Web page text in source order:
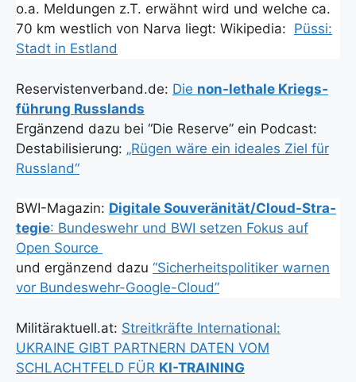
o.a. Mel­dun­gen z.T. erwähnt wird und wel­che ca.
70 km west­lich von Nar­va liegt: Wiki­pe­dia: Püs­si:
Stadt in Est­land
Reservistenverband.de: Die non-letha­le Kriegs­
füh­rung Russ­lands
Ergän­zend dazu bei “Die Reser­ve” ein Pod­cast:
Desta­bi­li­sie­rung: „Rügen wäre ein idea­les Ziel für
Russ­land“
BWI-Maga­zin: Digi­ta­le Sou­ve­rä­ni­tä­t/­Cloud-Stra­
te­gie: Bun­des­wehr und BWI set­zen Fokus auf
Open Source
und ergän­zend dazu “Sicher­heits­po­li­ti­ker war­nen
vor Bun­des­wehr-Goog­le-Cloud”
Militäraktuell.at: Streit­kräf­te Inter­na­tio­nal:
UKRAINE GIBT PARTNERN DATEN VOM
SCHLACHTFELD FÜR KI-TRAINING